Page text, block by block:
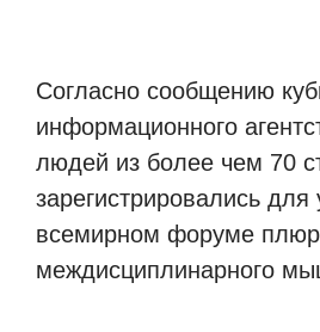
Согласно сообщению
информационного
людей из более чем 70
зарегистрировались для
всемирном форуме
междисциплинарного